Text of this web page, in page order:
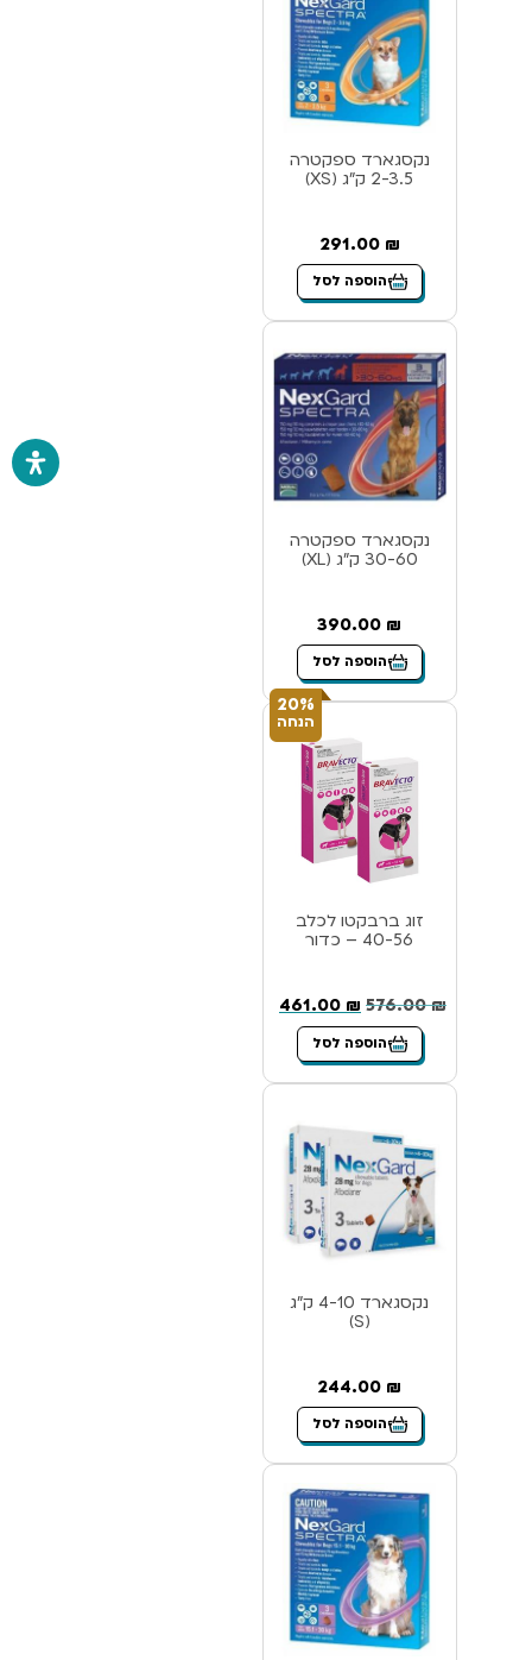
נקסגארד ספקטרה
2-3.5 ק”ג (XS)
291.00 ₪
הוספה לסל
נקסגארד ספקטרה
30-60 ק”ג (XL)
390.00 ₪
הוספה לסל
20%
הנחה
זוג ברבקטו לכלב
40-56 – כדור
576.00₪
461.00 ₪
הוספה לסל
נקסגארד 4-10 ק”ג
(S)
244.00 ₪
הוספה לסל